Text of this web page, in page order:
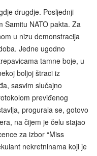
drugdje. Posljednji
Samitu NATO pakta. Za
u nizu demonstracija
Jedne ugodno
tamne boje, u
boljoj štraci iz
sasvim slučajno
previđenog
progurala se, gotovo
na čijem je čelu stajao
za izbor “Miss
nekretninama koji je